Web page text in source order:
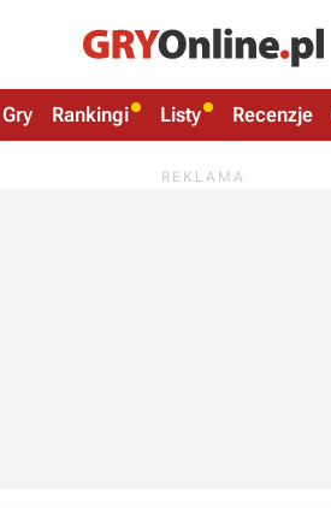
Gry Rankingi Listy Recenzje